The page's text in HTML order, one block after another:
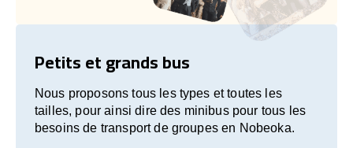
Petits et grands bus
Nous proposons tous les types et toutes les
tailles, pour ainsi dire des minibus pour tous les
besoins de transport de groupes en Nobeoka.